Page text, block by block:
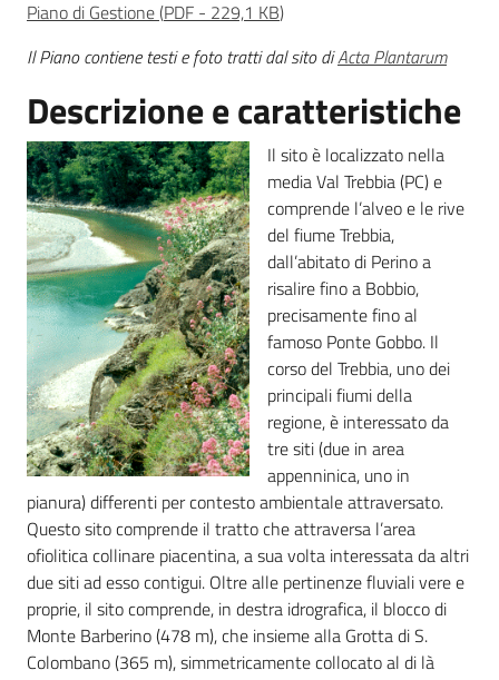
Leggi Atti Bandi
Piani Programmi
Progetti
Piano di Gestione(PDF - 229,1 KB)
Il Piano contiene testi e foto tratti dal sito diActa Plantarum
Descrizione e caratteristiche
Il sito è localizzato nella
media Val Trebbia (PC) e
comprende l’alveo e le rive
del fiume Trebbia,
dall’abitato di Perino a
risalire fino a Bobbio,
precisamente fino al
famoso Ponte Gobbo. Il
corso del Trebbia, uno dei
principali fiumi della
regione, è interessato da
tre siti (due in area
appenninica, uno in
pianura) differenti per contesto ambientale attraversato.
Questo sito comprende il tratto che attraversa l’area
ofiolitica collinare piacentina, a sua volta interessata da altri
due siti ad esso contigui. Oltre alle pertinenze fluviali vere e
proprie, il sito comprende, in destra idrografica, il blocco di
Monte Barberino (478 m), che insieme alla Grotta di S.
Colombano (365 m), simmetricamente collocato al di là